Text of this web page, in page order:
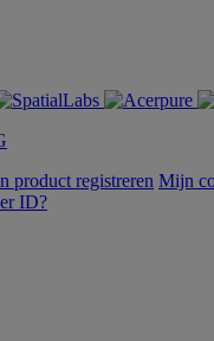
product registreren Mijn
ID?